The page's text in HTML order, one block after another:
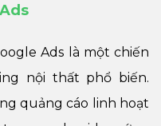
Ads là một chiến
nội thất phổ biến.
quảng cáo linh hoạt